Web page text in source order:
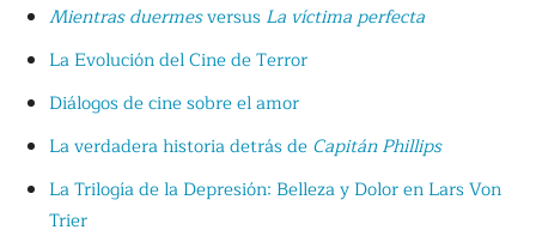
Mientras duermesversus La víctima perfecta
La Evolución del Cine de Terror
Diálogos de cine sobre el amor
La verdadera historia detrás de Capitán Phillips
La Trilogía de la Depresión: Belleza y Dolor en Lars Von
Trier